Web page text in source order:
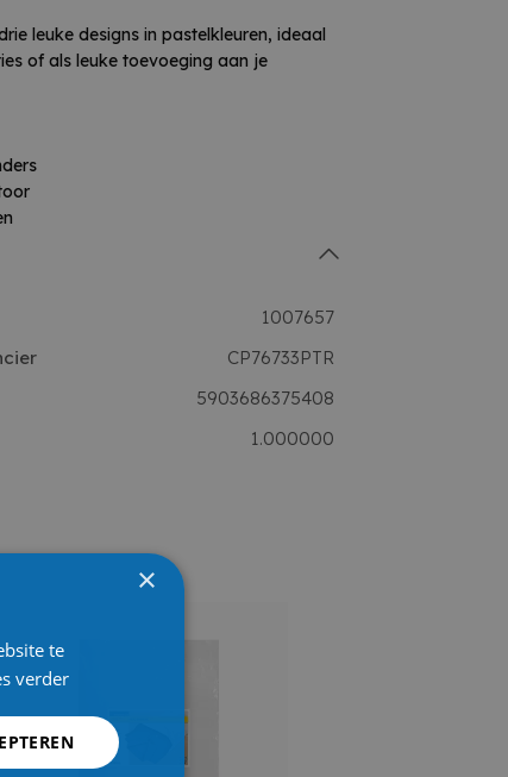
leuke designs in pastelkleuren, ideaal
of als leuke toevoeging aan je
1007657
CP76733PTR
5903686375408
1.000000
×
te
verder